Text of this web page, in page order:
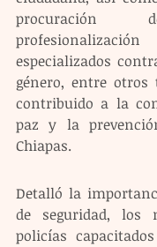
procuración
especializados
género, entre otros
contribuido a la
paz y la
Chiapas.
Detalló la
de seguridad, los
policías